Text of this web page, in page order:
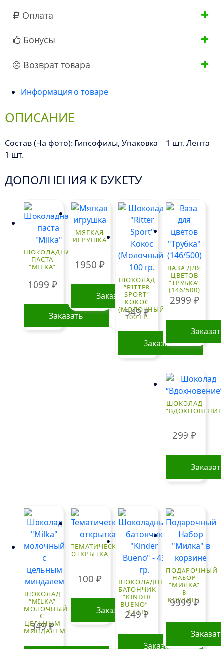
Оплата
Бонусы
Возврат товара
Информация о товаре
ОПИСАНИЕ
Состав (На фото): Гипсофилы, Упаковка – 1 шт. Лента –
1 шт.
ДОПОЛНЕНИЯ К БУКЕТУ
ШОКОЛАДНАЯ
ПАСТА
“MILKA”
1099 ₽
Заказать
МЯГКАЯ
ИГРУШКА
1950 ₽
Заказать
ШОКОЛАД
“RITTER
SPORT”
КОКОС
(МОЛОЧНЫЙ)
100 ГР.
549₽
Заказать
ВАЗА ДЛЯ
ЦВЕТОВ
“ТРУБКА”
(146/500)
2999 ₽
ШОКОЛАД
299₽
ШОКОЛАД
“MILKA”
МОЛОЧНЫЙ
С
ЦЕЛЬНЫМ
МИНДАЛЕМ
349₽
ТЕМАТИЧЕСКАЯ
ОТКРЫТКА
100₽
Заказать
ШОКОЛАДНЫЙ
БАТОНЧИК
“KINDER
BUENO” –
43 ГР.
249₽
Заказать
ПОДАРОЧНЫЙ
НАБОР
“МИЛКА”
В
КОРЗИНЕ
9999₽